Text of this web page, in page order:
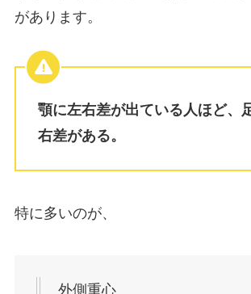
があります。
顎に左右差が出ている人ほど、
右差がある。
特に多いのが、
外側重心